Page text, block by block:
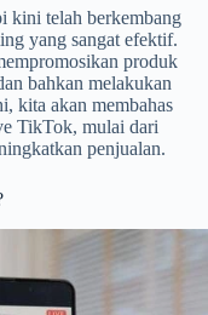
kini telah berkembang
yang sangat efektif.
produk
bahkan melakukan
kita akan membahas
TikTok, mulai dari
penjualan.